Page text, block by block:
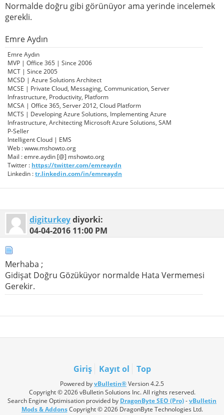
Normalde doğru gibi görünüyor ama yerinde incelemek
gerekli.
Emre Aydın
Emre Aydın
MVP | Office 365 | Since 2006
MCT | Since 2005
MCSD | Azure Solutions Architect
MCSE | Private Cloud, Messaging, Communication, Server
Infrastructure, Productivity, Platform
MCSA | Office 365, Server 2012, Cloud Platform
MCTS | Developing Azure Solutions, Implementing Azure
Infrastructure, Architecting Microsoft Azure Solutions, SAM
P-Seller
Intelligent Cloud | EMS
Web : www.mshowto.org
Mail : emre.aydin [@] mshowto.org
Twitter : https://twitter.com/emreaydn
Linkedin :tr.linkedin.com/in/emreaydn
digiturkeydiyorki:
04-04-2016 11:00 PM
Merhaba ;
Gidişat Doğru Gözüküyor normalde Hata Vermemesi
Gerekir.
Giriş Kayıt ol Top
Powered byvBulletin®Version 4.2.5
Copyright © 2026 vBulletin Solutions Inc. All rights reserved.
Search Engine Optimisation provided by DragonByte SEO (Pro)-vBulletin
Mods & AddonsCopyright © 2026 DragonByte Technologies Ltd.